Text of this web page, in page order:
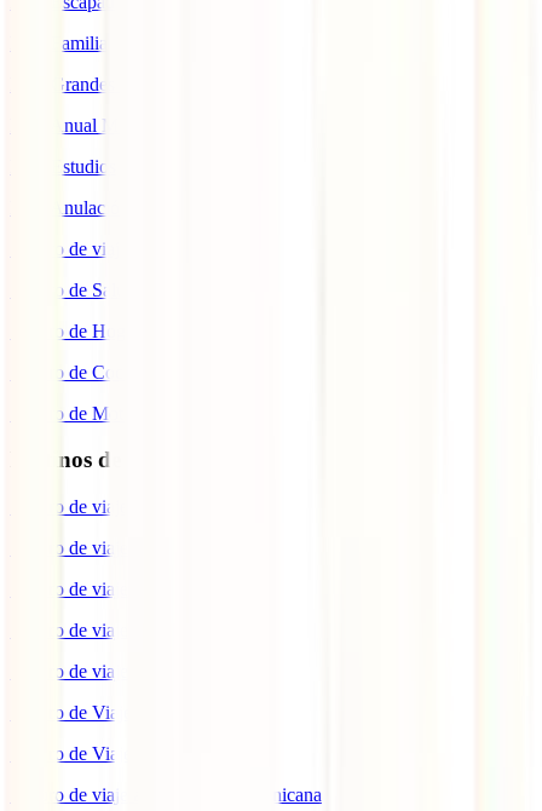
IATI Familia
IATI Grandes Viajeros
IATI Anual Multiviaje
IATI Estudios
IATI Anulación Premium
Seguro de viaje COVID
Seguro de Salud
Seguro de Hogar
Seguro de Coche
Seguro de Moto
Destinos de interés
Seguro de viaje a EEUU
Seguro de viaje a Indonesia
Seguro de viaje a Marruecos
Seguro de viaje a Reino Unido
Seguro de viaje a México
Seguro de Viaje a Tailandia
Seguro de Viaje a China
Seguro de viaje a República Dominicana